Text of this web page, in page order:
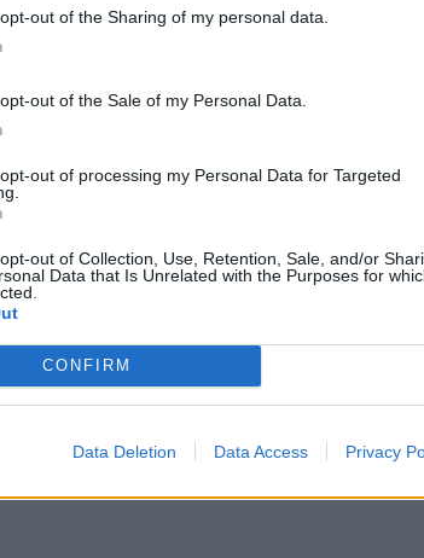
out of the Sharing of my personal data.
out of the Sale of my Personal Data.
out of processing my Personal Data for Targeted
out of Collection, Use, Retention, Sale, and/or
Data that Is Unrelated with the Purposes for
CONFIRM
Data Deletion Data Access Privacy
előfordul, hogy a diagnózis éveket késik, és csak
nemcsak matematikából teljesít majd jobban.
ellen az európai iskolák